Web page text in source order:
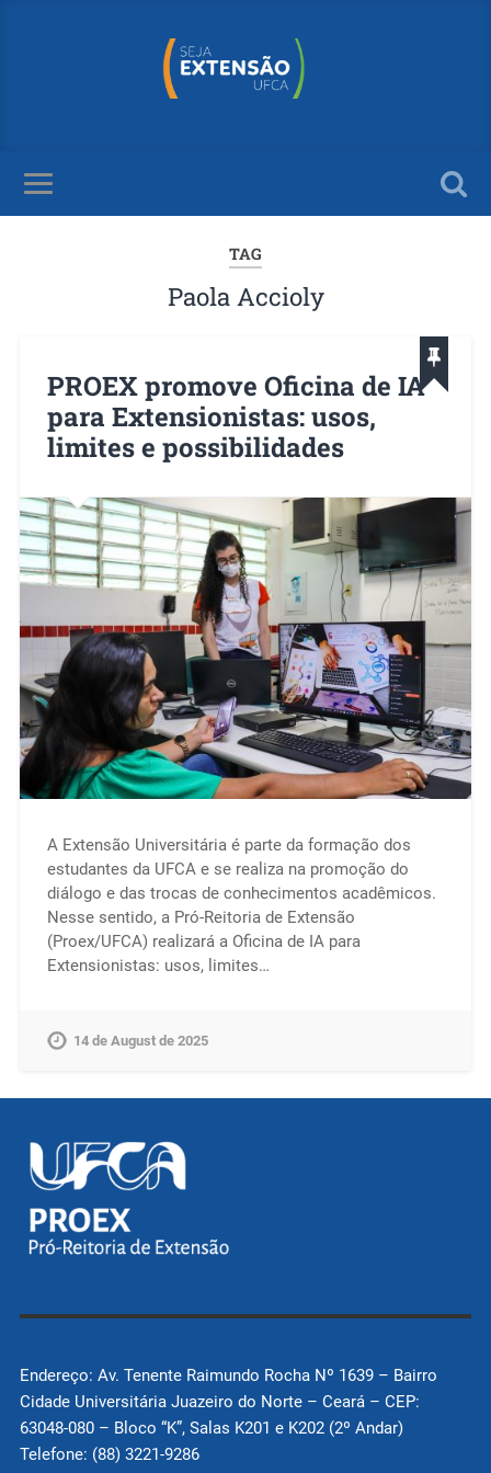
TAG
Paola Accioly
PROEX promove Oficina de IA
para Extensionistas: usos,
limites e possibilidades
A Extensão Universitária é parte da formação dos
estudantes da UFCA e se realiza na promoção do
diálogo e das trocas de conhecimentos acadêmicos.
Nesse sentido, a Pró-Reitoria de Extensão
(Proex/UFCA) realizará a Oficina de IA para
Extensionistas: usos, limites…
14 de August de 2025
Endereço: Av. Tenente Raimundo Rocha Nº 1639 – Bairro
Cidade Universitária Juazeiro do Norte – Ceará – CEP:
63048-080 – Bloco “K”, Salas K201 e K202 (2º Andar)
Telefone: (88) 3221-9286